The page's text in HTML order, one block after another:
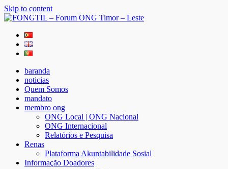
Skip to content
FONGTIL – Forum ONG Timor – Leste
Just another WordPress site
baranda
noticias
Quem Somos
mandato
membro ong
ONG Local | ONG Nacional
ONG Internacional
Relatórios e Pesquisa
Renas
Plataforma Akuntabilidade Sosial
Informação Doadores